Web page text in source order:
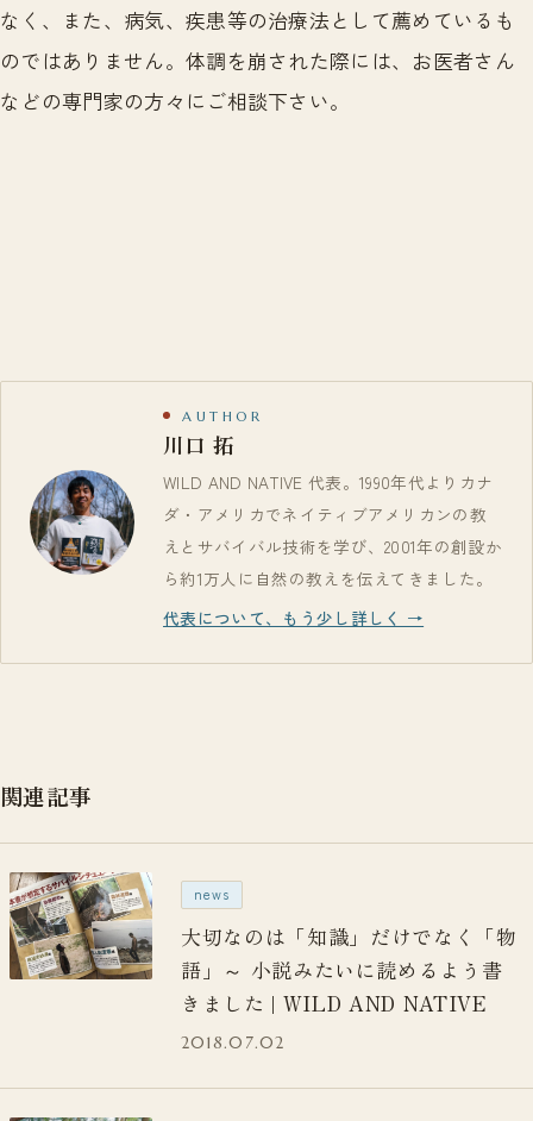
なく、また、病気、疾患等の治療法として薦めているも
のではありません。体調を崩された際には、お医者さん
などの専門家の方々にご相談下さい。
AUTHOR
川口 拓
WILD AND NATIVE 代表。1990年代よりカナ
ダ・アメリカでネイティブアメリカンの教
えとサバイバル技術を学び、2001年の創設か
ら約1万人に自然の教えを伝えてきました。
代表について、もう少し詳しく →
関連記事
news
大切なのは「知識」だけでなく「物
語」～ 小説みたいに読めるよう書
きました | WILD AND NATIVE
2018.07.02